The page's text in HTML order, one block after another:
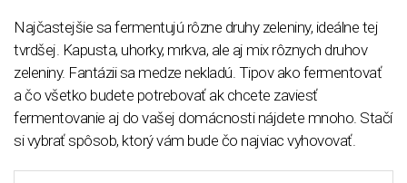
Najčastejšie sa fermentujú rôzne druhy zeleniny, ideálne tej
tvrdšej. Kapusta, uhorky, mrkva, ale aj mix rôznych druhov
zeleniny. Fantázii sa medze nekladú. Tipov ako fermentovať
a čo všetko budete potrebovať ak chcete zaviesť
fermentovanie aj do vašej domácnosti nájdete mnoho. Stačí
si vybrať spôsob, ktorý vám bude čo najviac vyhovovať.